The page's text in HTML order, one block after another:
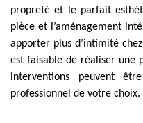
propreté et le parfait
pièce et l’aménagement
apporter plus d’intimité
est faisable de réaliser une
interventions peuvent
professionnel de votre choix.